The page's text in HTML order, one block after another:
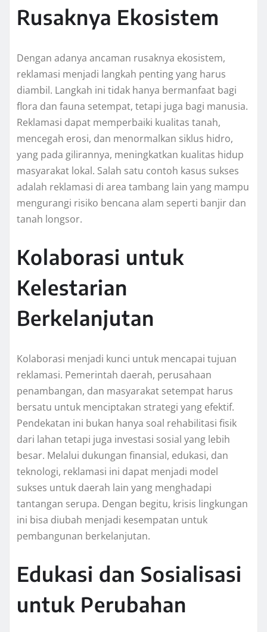
Rusaknya Ekosistem
Dengan adanya ancaman rusaknya ekosistem,
reklamasi menjadi langkah penting yang harus
diambil. Langkah ini tidak hanya bermanfaat bagi
flora dan fauna setempat, tetapi juga bagi manusia.
Reklamasi dapat memperbaiki kualitas tanah,
mencegah erosi, dan menormalkan siklus hidro,
yang pada gilirannya, meningkatkan kualitas hidup
masyarakat lokal. Salah satu contoh kasus sukses
adalah reklamasi di area tambang lain yang mampu
mengurangi risiko bencana alam seperti banjir dan
tanah longsor.
Kolaborasi untuk
Kelestarian
Berkelanjutan
Kolaborasi menjadi kunci untuk mencapai tujuan
reklamasi. Pemerintah daerah, perusahaan
penambangan, dan masyarakat setempat harus
bersatu untuk menciptakan strategi yang efektif.
Pendekatan ini bukan hanya soal rehabilitasi fisik
dari lahan tetapi juga investasi sosial yang lebih
besar. Melalui dukungan finansial, edukasi, dan
teknologi, reklamasi ini dapat menjadi model
sukses untuk daerah lain yang menghadapi
tantangan serupa. Dengan begitu, krisis lingkungan
ini bisa diubah menjadi kesempatan untuk
pembangunan berkelanjutan.
Edukasi dan Sosialisasi
untuk Perubahan